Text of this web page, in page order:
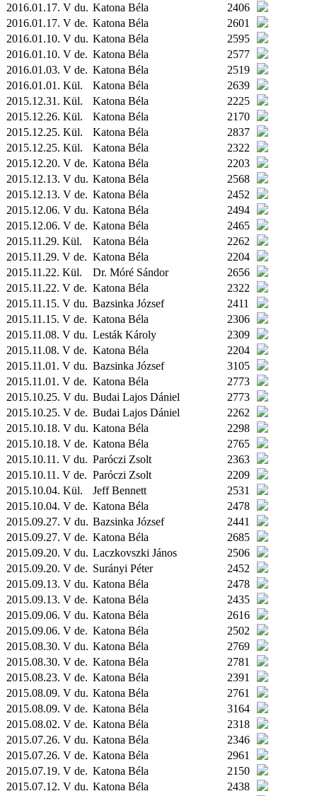
2016.01.17. V du. Katona Béla
2406
2016.01.17. V de. Katona Béla
2601
2016.01.10. V du. Katona Béla
2595
2016.01.10. V de. Katona Béla
2577
2016.01.03. V de. Katona Béla
2519
2016.01.01. Kül. Katona Béla
2639
2015.12.31. Kül. Katona Béla
2225
2015.12.26. Kül. Katona Béla
2170
2015.12.25. Kül. Katona Béla
2837
2015.12.25. Kül. Katona Béla
2322
2015.12.20. V de. Katona Béla
2203
2015.12.13. V du. Katona Béla
2568
2015.12.13. V de. Katona Béla
2452
2015.12.06. V du. Katona Béla
2494
2015.12.06. V de. Katona Béla
2465
2015.11.29. Kül. Katona Béla
2262
2015.11.29. V de. Katona Béla
2204
2015.11.22. Kül. Dr. Móré Sándor
2656
2015.11.22. V de. Katona Béla
2322
2015.11.15. V du. Bazsinka József
2411
2015.11.15. V de. Katona Béla
2306
2015.11.08. V du. Lesták Károly
2309
2015.11.08. V de. Katona Béla
2204
2015.11.01. V du. Bazsinka József
3105
2015.11.01. V de. Katona Béla
2773
2015.10.25. V du. Budai Lajos Dániel
2773
2015.10.25. V de. Budai Lajos Dániel
2262
2015.10.18. V du. Katona Béla
2298
2015.10.18. V de. Katona Béla
2765
2015.10.11. V du. Paróczi Zsolt
2363
2015.10.11. V de. Paróczi Zsolt
2209
2015.10.04. Kül. Jeff Bennett
2531
2015.10.04. V de. Katona Béla
2478
2015.09.27. V du. Bazsinka József
2441
2015.09.27. V de. Katona Béla
2685
2015.09.20. V du. Laczkovszki János
2506
2015.09.20. V de. Surányi Péter
2452
2015.09.13. V du. Katona Béla
2478
2015.09.13. V de. Katona Béla
2435
2015.09.06. V du. Katona Béla
2616
2015.09.06. V de. Katona Béla
2502
2015.08.30. V du. Katona Béla
2769
2015.08.30. V de. Katona Béla
2781
2015.08.23. V de. Katona Béla
2391
2015.08.09. V du. Katona Béla
2761
2015.08.09. V de. Katona Béla
3164
2015.08.02. V de. Katona Béla
2318
2015.07.26. V du. Katona Béla
2346
2015.07.26. V de. Katona Béla
2961
2015.07.19. V de. Katona Béla
2150
2015.07.12. V du. Katona Béla
2438